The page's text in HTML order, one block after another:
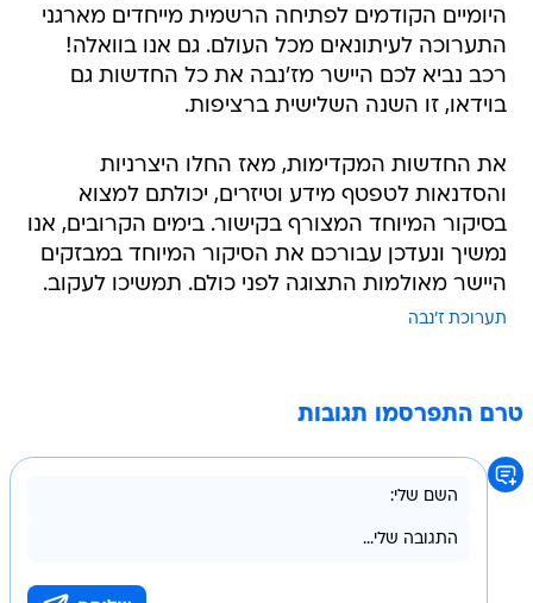
היומיים הקודמים לפתיחה הרשמית מייחדים מארגני
התערוכה לעיתונאים מכל העולם. גם אנו בוואלה!
רכב נביא לכם היישר מז'נבה את כל החדשות גם
בוידאו, זו השנה השלישית ברציפות.
את החדשות המקדימות, מאז החלו היצרניות
והסדנאות לטפטף מידע וטיזרים, יכולתם למצוא
בסיקור המיוחד המצורף בקישור. בימים הקרובים, אנו
נמשיך ונעדכן עבורכם את הסיקור המיוחד במבזקים
היישר מאולמות התצוגה לפני כולם. תמשיכו לעקוב.
תערוכת ז'נבה
טרם התפרסמו תגובות